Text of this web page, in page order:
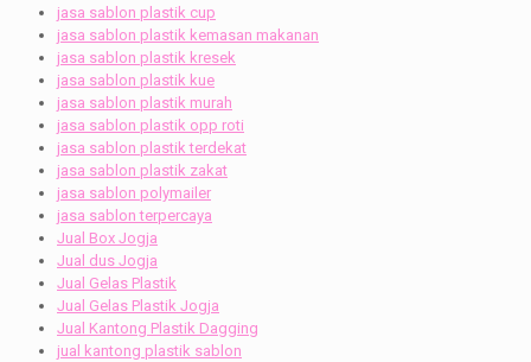
jasa sablon plastik cup
jasa sablon plastik kemasan makanan
jasa sablon plastik kresek
jasa sablon plastik kue
jasa sablon plastik murah
jasa sablon plastik opp roti
jasa sablon plastik terdekat
jasa sablon plastik zakat
jasa sablon polymailer
jasa sablon terpercaya
Jual Box Jogja
Jual dus Jogja
Jual Gelas Plastik
Jual Gelas Plastik Jogja
Jual Kantong Plastik Dagging
jual kantong plastik sablon